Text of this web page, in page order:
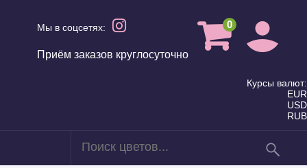
Мы в соцсетях:
Приём заказов круглосуточно
0
Курсы валют:
EUR
USD
RUB